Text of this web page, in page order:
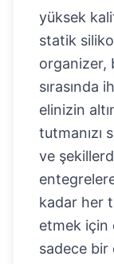
yüksek
statik
organizer,
sırasında
elinizin
tutmanızı
ve
kadar her
etmek için
sadece bir